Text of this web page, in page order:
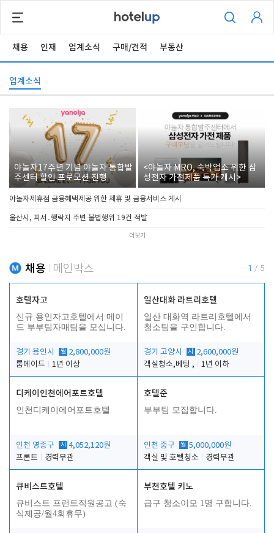
채용 인재 업계소식 구매/견적 부동산
업계소식
야놀자17주년 기념 야놀자 통합발
주센터 할인 프로모션 진행
<야놀자 MRO, 숙박업소 위한 삼
성전자 가전제품 특가 개시>
야놀자제휴점 금융혜택제공 위한 제휴 및 금융서비스 게시
울산시, 피서․행락지 주변 불법행위 19건 적발
더보기
채용 메인박스 1 / 5
호텔자고
신규 용인자고호텔에서 메이
드 부부팀자매팀을 모십니다.
경기 용인시 월 2,800,000원
룸메이드
1년 이상
일산대화 라트리호텔
일산 대화역 라트리호텔에서
청소팀을 구인합니다.
경기 고양시 시
2,600,000원
객실청소,베팅 ,
1년 이하
디케이인천에어포트호텔
인천디케이에어포트호텔
인천 영종구 시 4,052,120원
프론트
경력무관
호텔준
부부팀 모집합니다.
인천 중구 월 5,000,000원
객실 및 호텔청소
경력무관
큐비스트호텔
큐비스트 프런트직원공고 (숙
식제공/월4회휴무)
부천호텔 키노
급구 청소이모 1명 구합니다.